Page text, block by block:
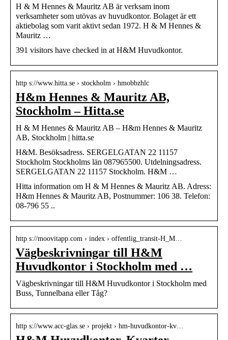
H & M Hennes & Mauritz AB är verksam inom
verksamheter som utövas av huvudkontor. Bolaget är ett
aktiebolag som varit aktivt sedan 1972. H & M Hennes &
Mauritz …
391 visitors have checked in at H&M Huvudkontor.
http s://www.hitta.se › stockholm › hmobbzhlc
H&m Hennes & Mauritz AB,
Stockholm – Hitta.se
H & M Hennes & Mauritz AB – H&m Hennes & Mauritz
AB, Stockholm | hitta.se
H&M. Besöksadress. SERGELGATAN 22 11157
Stockholm Stockholms län 087965500. Utdelningsadress.
SERGELGATAN 22 11157 Stockholm. H&M …
Hitta information om H & M Hennes & Mauritz AB. Adress:
H&m Hennes & Mauritz AB, Postnummer: 106 38. Telefon:
08-796 55 ..
http s://moovitapp.com › index › offentlig_transit-H_M…
Vägbeskrivningar till H&M
Huvudkontor i Stockholm med …
Vägbeskrivningar till H&M Huvudkontor i Stockholm med
Buss, Tunnelbana eller Tåg?
http s://www.acc-glas.se › projekt › hm-huvudkontor-kv…